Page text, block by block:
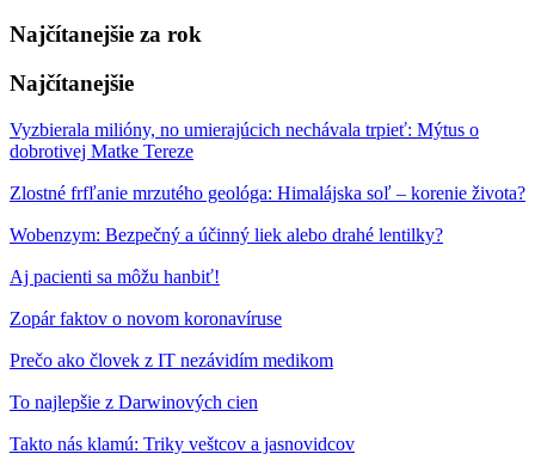
Najčítanejšie za rok
Najčítanejšie
Vyzbierala milióny, no umierajúcich nechávala trpieť: Mýtus o
dobrotivej Matke Tereze
Zlostné frfľanie mrzutého geológa: Himalájska soľ – korenie života?
Wobenzym: Bezpečný a účinný liek alebo drahé lentilky?
Aj pacienti sa môžu hanbiť!
Zopár faktov o novom koronavíruse
Prečo ako človek z IT nezávidím medikom
To najlepšie z Darwinových cien
Takto nás klamú: Triky veštcov a jasnovidcov